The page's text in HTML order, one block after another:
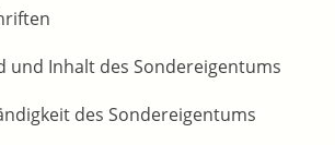
und Inhalt des Sondereigentums
des Sondereigentums